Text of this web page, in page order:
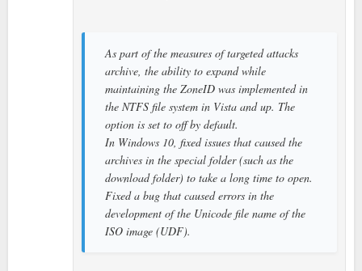
As part of the measures of targeted attacks
archive, the ability to expand while
maintaining the ZoneID was implemented in
the NTFS file system in Vista and up. The
option is set to off by default.
In Windows 10, fixed issues that caused the
archives in the special folder (such as the
download folder) to take a long time to open.
Fixed a bug that caused errors in the
development of the Unicode file name of the
ISO image (UDF).